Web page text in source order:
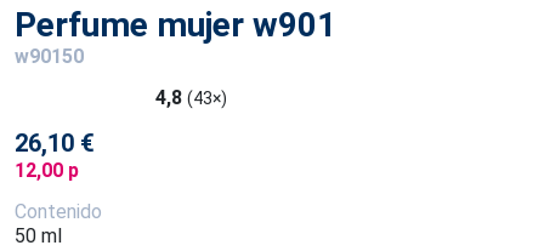
Perfume mujer w901
w90150
4,8 (43×)
26,10 €
12,00 p
Contenido
50 ml